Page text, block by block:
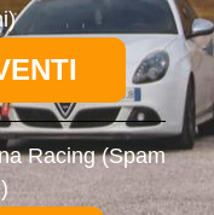
Racing (Spam